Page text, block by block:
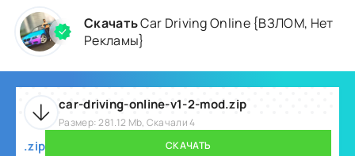
СкачатьCar Driving Online {ВЗЛОМ, Нет
Рекламы}
car-driving-online-v1-2-mod.zip
Размер: 281.12 Mb, Скачали 4
.zip СКАЧАТЬ